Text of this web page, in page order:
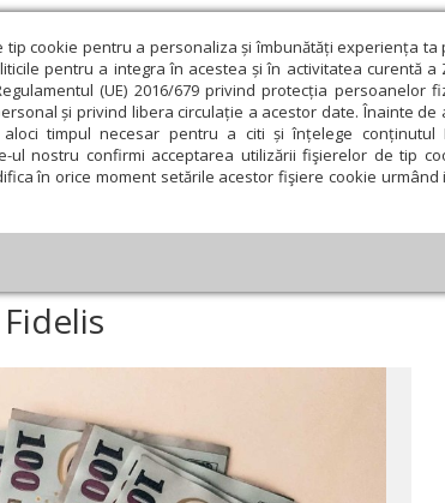
tip cookie pentru a personaliza și îmbunătăți experiența ta
pentru a integra în acestea și în activitatea curentă a
(UE) 2016/679 privind protecția persoanelor
și privind libera circulație a acestor date. Înainte de
timpul necesar pentru a citi și înțelege conținutul
ul nostru confirmi acceptarea utilizării fişierelor de tip
în orice moment setările acestor fişiere cookie
spiritualitate Educaţie și Cultură
Reportaj Psihologie Religie și
până la 8,25% la Fidelis